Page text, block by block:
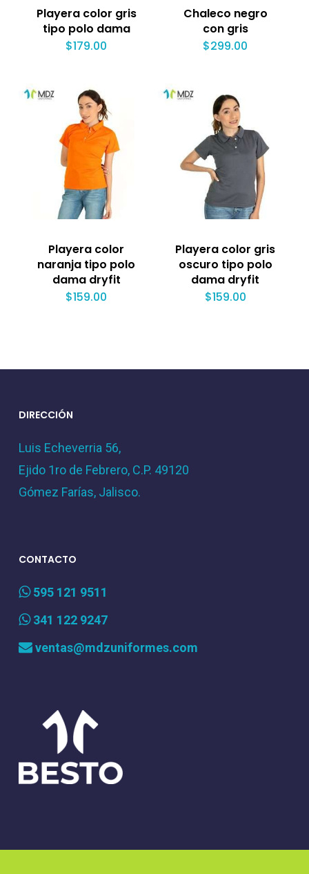
Playera color gris
tipo polo dama
$179.00
Chaleco negro
con gris
$299.00
Playera color
naranja tipo polo
dama dryfit
$159.00
Playera color gris
oscuro tipo polo
dama dryfit
$159.00
DIRECCIÓN
Luis Echeverria 56,
Ejido 1ro de Febrero, C.P. 49120
Gómez Farías, Jalisco.
CONTACTO
595 121 9511
341 122 9247
ventas@mdzuniformes.com